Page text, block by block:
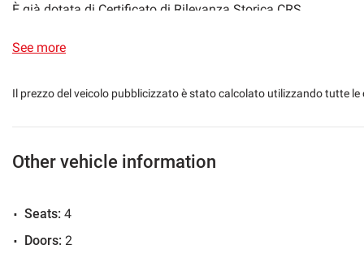
È già dotata di Certificato di Rilevanza Storica CRS.
Inoltre potrete scoprire i notevoli servizi che
- Pagamento personalizzato tramite finanziamento a tasso
- Consulenza fiscale per soggetti IVA e disbrigo pratiche
handicap (Legge 104/92 e succ. mod. ed integrazioni);
See more
Il prezzo del veicolo pubblicizzato è stato calcolato utilizzando tutte
Other vehicle information
Seats: 4
Doors: 2